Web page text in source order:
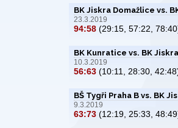
BK Jiskra Domažlice vs.
23.3.2019
94:58 (29:15, 57:22,
BK Kunratice vs. BK
10.3.2019
56:63 (10:11, 28:30,
BŠ Tygři Praha B vs. BK
9.3.2019
63:73 (12:19, 25:33,